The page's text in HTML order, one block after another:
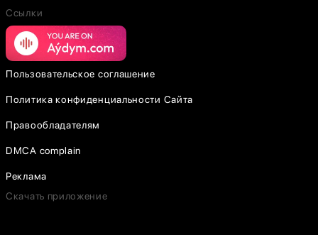
Ссылки
Пользовательское соглашение
Политика конфиденциальности Сайта
Правообладателям
DMCA complain
Реклама
Скачать приложение